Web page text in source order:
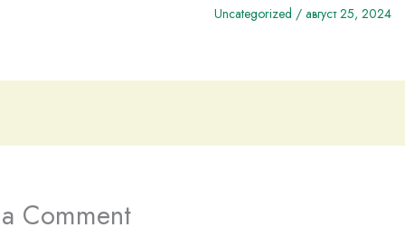
Uncategorized / август 25, 2024
Comment